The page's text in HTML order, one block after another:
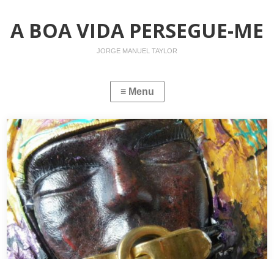
A BOA VIDA PERSEGUE-ME
JORGE MANUEL TAYLOR